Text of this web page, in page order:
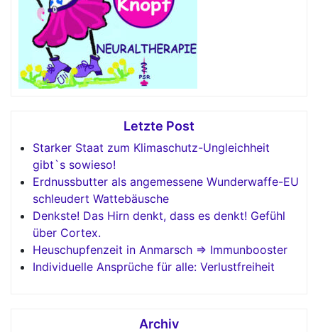
Letzte Post
Starker Staat zum Klimaschutz-Ungleichheit
gibt`s sowieso!
Erdnussbutter als angemessene Wunderwaffe-EU
schleudert Wattebäusche
Denkste! Das Hirn denkt, dass es denkt! Gefühl
über Cortex.
Heuschupfenzeit in Anmarsch => Immunbooster
Individuelle Ansprüche für alle: Verlustfreiheit
Archiv